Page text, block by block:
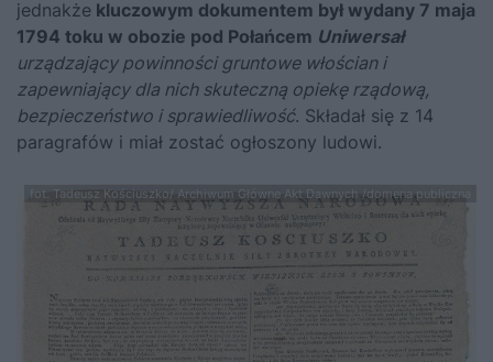
jednakże kluczowym dokumentem był wydany 7 maja
1794 toku w obozie pod Połańcem Uniwersał
urządzający powinności gruntowe włościan i
zapewniający dla nich skuteczną opiekę rządową,
bezpieczeństwo i sprawiedliwość. Składał się z 14
paragrafów i miał zostać ogłoszony ludowi.
fot. Tadeusz Kościuszko/ Archiwum Główne Akt Dawnych /domena publiczna